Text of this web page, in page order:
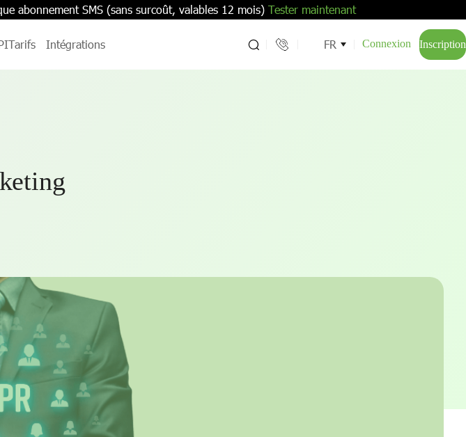
abonnement SMS (sans surcoût, valables 12 mois) Tester maintenant
Tarifs Intégrations FR Connexion Inscription